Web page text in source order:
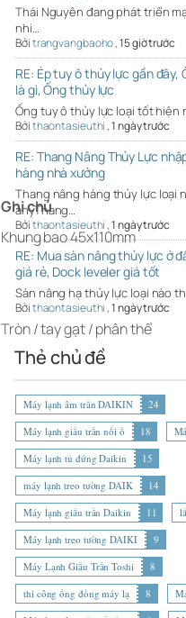
Ghi chú
Khung bao 45x110mm
Tròn / tay gạt / phân thể
Thái Nguyên đang phát triển
nhi…
Bởitrangvangbaoho,15 giờ trước
RE: Ép tuy ô thủy lực gần đây,
là gì, Ống thủy lực
Ống tuy ô thủy lực loại tốt hiện
Bởithaontasieuthi,1 ngày trước
RE: Thang Nâng Thủy Lực
hàng nhà xưởng
Thang nâng hàng thủy lực loại
anyThang…
Bởithaontasieuthi,1 ngày trước
RE: Mua sàn nâng thủy lực ở
giá rẻ, Dock leveler giá tốt
Sàn nâng hạ thủy lực loại nào
Bởithaontasieuthi,1 ngày trước
Thẻ chủ đề
Máy lạnh âm trần DAIKIN
24
Máy lạnh giấu trần nối ố
18
Máy lạnh tủ đứng Daikin
15
máy lạnh treo tường DAIK
14
Máy lạnh giấu trần Daikin
11
Máy lạnh treo tường DAIKI
9
Máy Lạnh Giấu Trần Toshi
8
thi công ống đồng máy lạ
8